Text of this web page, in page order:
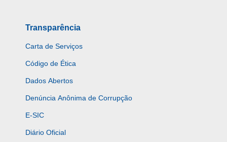
Transparência
Carta de Serviços
Código de Ética
Dados Abertos
Denúncia Anônima de Corrupção
E-SIC
Diário Oficial